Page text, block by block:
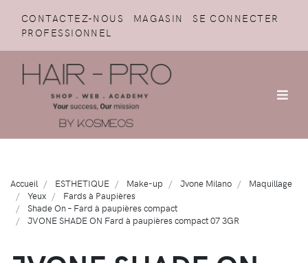
CONTACTEZ-NOUS MAGASIN
SE CONNECTER
PROFESSIONNEL
Accueil ESTHETIQUE Make-up Jvone Milano
Maquillage
Yeux
Fards à Paupières
Shade On – Fard à paupières compact
JVONE SHADE ON Fard à paupières compact 07 3GR